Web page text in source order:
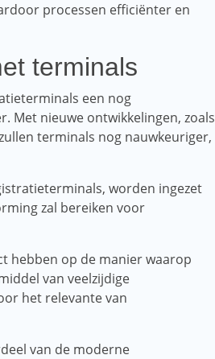
processen efficiënter en
terminals
een nog
Met nieuwe ontwikkelingen, zoals
terminals nog nauwkeuriger,
worden ingezet
zal bereiken voor
hebben op de manier waarop
van veelzijdige
het relevante van
van de moderne